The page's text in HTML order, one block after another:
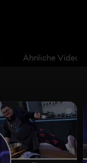
Ähnliche Videos